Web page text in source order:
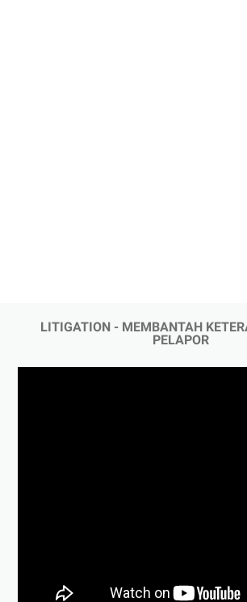
LITIGATION - MEMBANTAH
PELAPOR